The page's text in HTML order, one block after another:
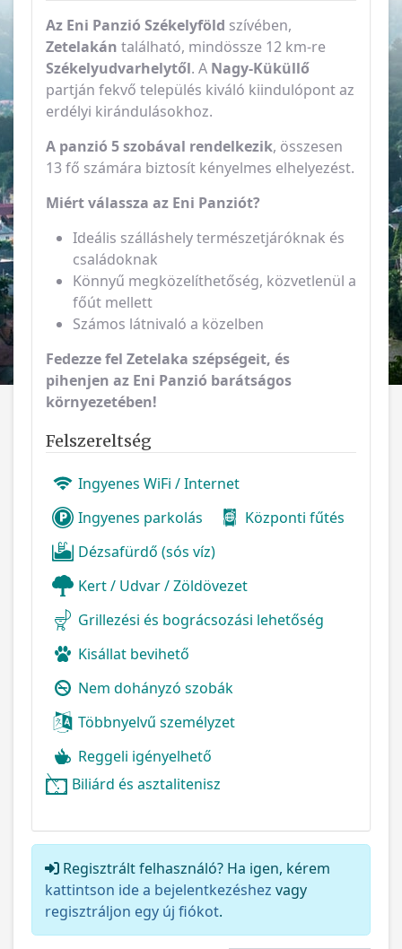
Az Eni Panzió Székelyföld szívében,
Zetelakán található, mindössze 12 km-re
Székelyudvarhelytől. A Nagy-Küküllő
partján fekvő település kiváló kiindulópont az
erdélyi kirándulásokhoz.
A panzió 5 szobával rendelkezik, összesen
13 fő számára biztosít kényelmes elhelyezést.
Miért válassza az Eni Panziót?
Ideális szálláshely természetjáróknak és
családoknak
Könnyű megközelíthetőség, közvetlenül a
főút mellett
Számos látnivaló a közelben
Fedezze fel Zetelaka szépségeit, és
pihenjen az Eni Panzió barátságos
környezetében!
Felszereltség
Ingyenes WiFi / Internet
Ingyenes parkolás
Központi fűtés
Dézsafürdő (sós víz)
Kert / Udvar / Zöldövezet
Grillezési és bográcsozási lehetőség
Kisállat bevihető
Nem dohányzó szobák
Többnyelvű személyzet
Reggeli igényelhető
Biliárd és asztalitenisz
Regisztrált felhasználó? Ha igen, kérem
kattintson ide a bejelentkezéshez vagy
regisztráljon egy új fiókot.